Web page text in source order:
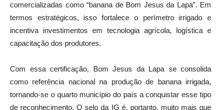
comercializadas como “banana de Bom Jesus da Lapa”. Em
termos estratégicos, isso fortalece o perímetro irrigado e
incentiva investimentos em tecnologia agrícola, logística e
capacitação dos produtores.
Com essa certificação, Bom Jesus da Lapa se consolida
como referência nacional na produção de banana irrigada,
tornando-se o quarto município do país a conquistar esse tipo
de reconhecimento. O selo da IG é, portanto, muito mais que